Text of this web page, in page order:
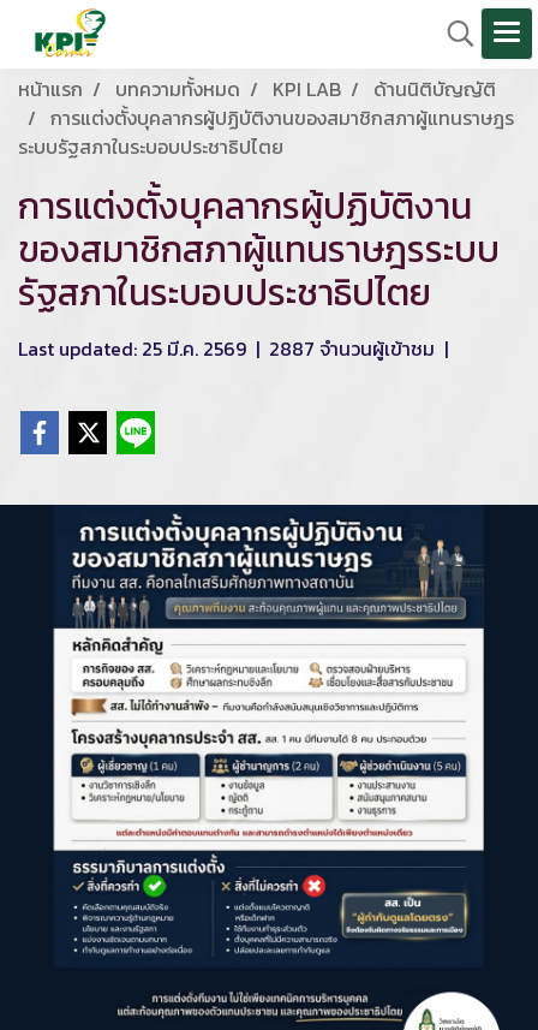
หน้าแรก บทความทั้งหมด KPI LAB
ด้านนิติบัญญัติ
การแต่งตั้งบุคลากรผู้ปฏิบัติงานของสมาชิกสภาผู้แทนราษฎร
ระบบรัฐสภาในระบอบประชาธิปไตย
การแต่งตั้งบุคลากรผู้ปฏิบัติงาน
ของสมาชิกสภาผู้แทนราษฎรระบบ
รัฐสภาในระบอบประชาธิปไตย
Last updated: 25 มี.ค. 2569 | 2887 จำนวนผู้เข้าชม |